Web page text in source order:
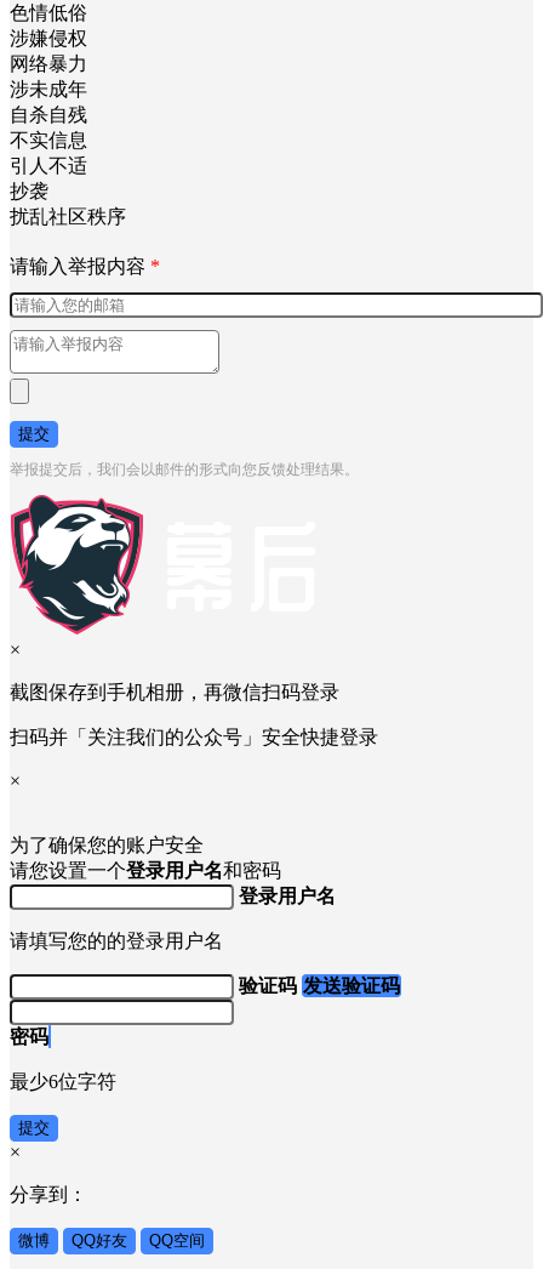
色情低俗
涉嫌侵权
网络暴力
涉未成年
自杀自残
不实信息
引人不适
抄袭
扰乱社区秩序
请输入举报内容 *
提交
举报提交后，我们会以邮件的形式向您反馈处理结果。
×
截图保存到手机相册，再微信扫码登录
扫码并「关注我们的公众号」安全快捷登录
×
为了确保您的账户安全
请您设置一个登录用户名和密码
登录用户名
请填写您的的登录用户名
验证码 发送验证码
密码
最少6位字符
提交
×
分享到：
微博 QQ好友 QQ空间